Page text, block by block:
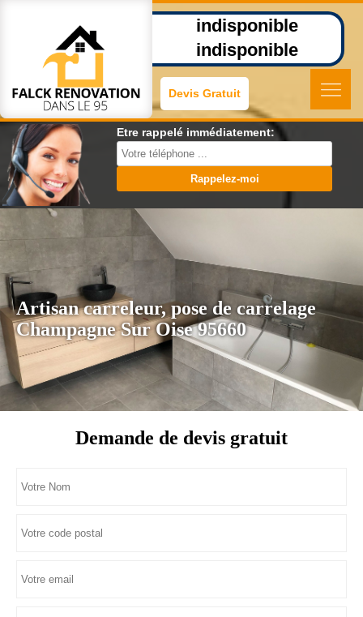
indisponible
indisponible
Devis Gratuit
Etre rappelé immédiatement:
Artisan carreleur, pose de carrelage
Champagne Sur Oise 95660
Demande de devis gratuit